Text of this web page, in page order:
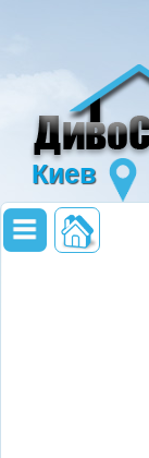
Киев